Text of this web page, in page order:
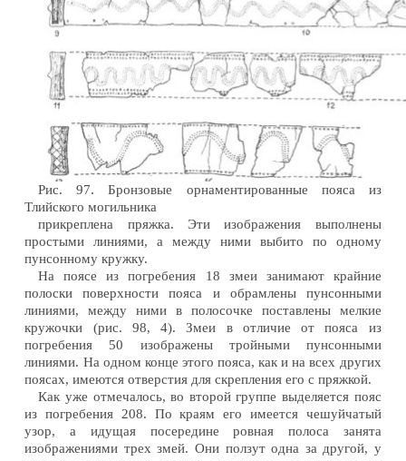
Рис. 97. Бронзовые орнаментированные пояса из
Тлийского могильника
прикреплена пряжка. Эти изображения выполнены
простыми линиями, а между ними выбито по одному
пунсонному кружку.
На поясе из погребения 18 змеи занимают крайние
полоски поверхности пояса и обрамлены пунсонными
линиями, между ними в полосочке поставлены мелкие
кружочки (рис. 98, 4). Змеи в отличие от пояса из
погребения 50 изображены тройными пунсонными
линиями. На одном конце этого пояса, как и на всех других
поясах, имеются отверстия для скрепления его с пряжкой.
Как уже отмечалось, во второй группе выделяется пояс
из погребения 208. По краям его имеется чешуйчатый
узор, а идущая посередине ровная полоса занята
изображениями трех змей. Они ползут одна за другой, у